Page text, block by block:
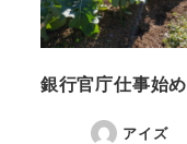
銀行官庁仕事始め
アイズ